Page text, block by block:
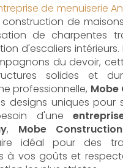
de menuiserie
de
de charpentes
d'escaliers intérieurs.
du devoir,
solides et
professionnelle, Mobe
designs uniques pour
d'une
, Mobe
idéal pour des
à vos goûts et